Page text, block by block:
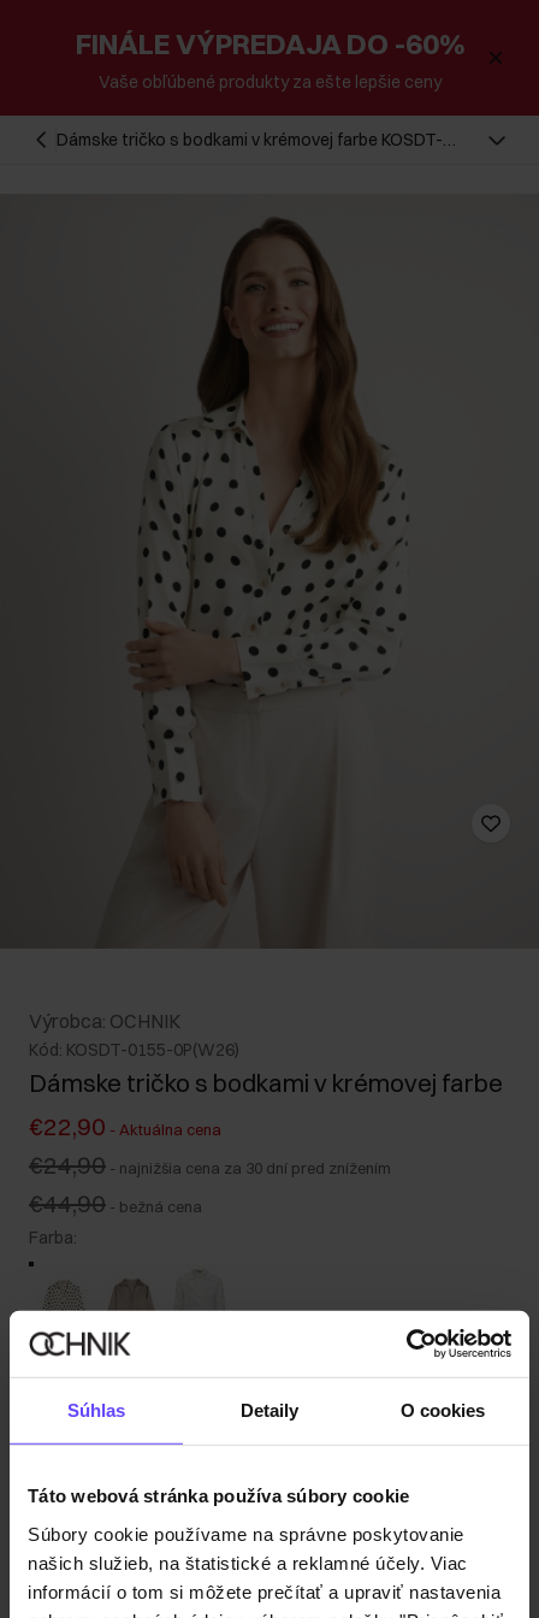
Súhlas Detaily O cookies
Táto webová stránka používa súbory cookie
Súbory cookie používame na správne poskytovanie
našich služieb, na štatistické a reklamné účely. Viac
informácií o tom si môžete prečítať a upraviť nastavenia
FINÁLE VÝPREDAJA DO -60%
Vaše obľúbené produkty za ešte lepšie ceny
Dámske tričko s bodkami v krémovej farbe KOSDT-
Výrobca: OCHNIK
Kód: KOSDT-0155-0P(W26)
Dámske tričko s bodkami v krémovej farbe
€22,90 - Aktuálna cena
€24,90 - najnižšia cena za 30 dní pred znížením
€44,90 - bežná cena
Farba:
Tabuľka veľkostí
Vyberte veľkosť
Popis produktu
Detaily